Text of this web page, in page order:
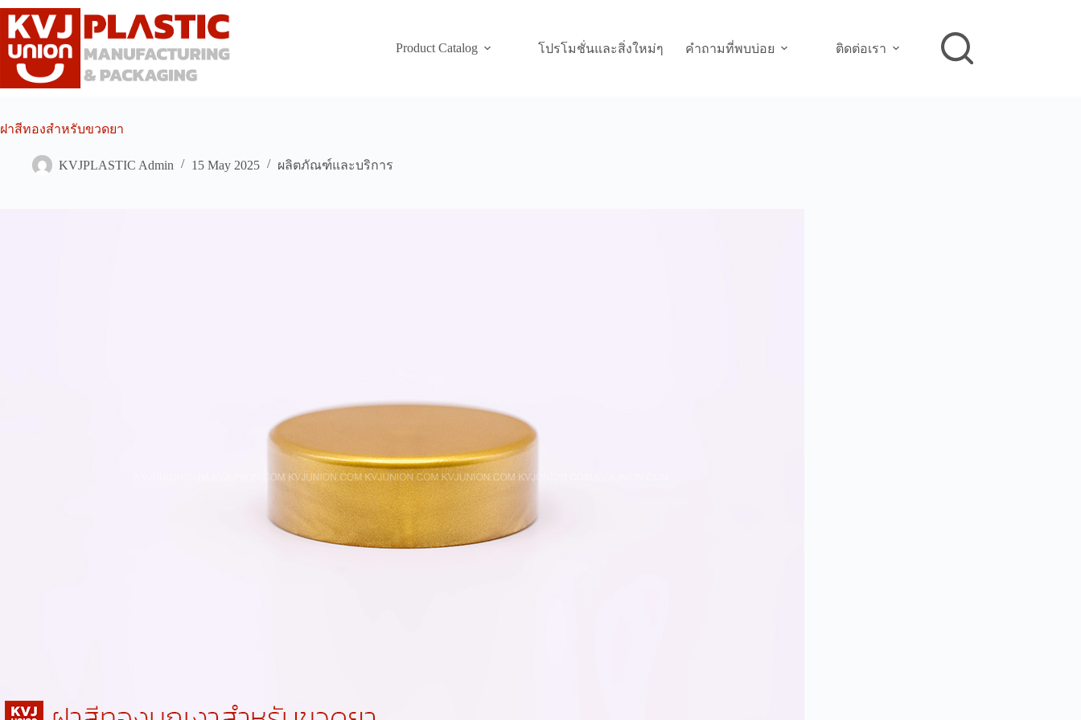
Skip
content
Product Catalog
โปรโมชั่นและสิ่งใหม่ๆ คำถามที่พบบ่อย ติดต่อเรา
ฝาสีทองสำหรับขวดยา
KVJPLASTIC Admin 15 May 2025 ผลิตภัณฑ์และบริการ